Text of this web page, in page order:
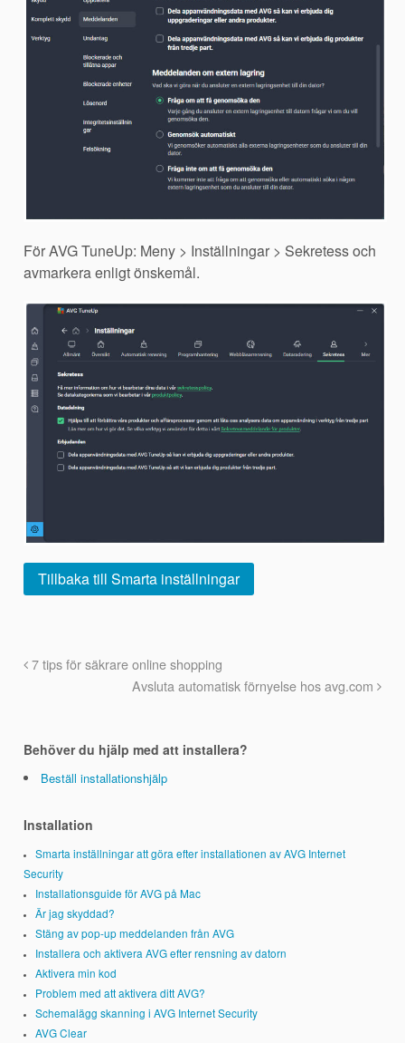
För AVG TuneUp: Meny > Inställningar > Sekretess och
avmarkera enligt önskemål.
Tillbaka till Smarta inställningar
7 tips för säkrare online shopping
Avsluta automatisk förnyelse hos avg.com
Behöver du hjälp med att installera?
Beställ installationshjälp
Installation
Smarta inställningar att göra efter installationen av AVG Internet
Security
Installationsguide för AVG på Mac
Är jag skyddad?
Stäng av pop-up meddelanden från AVG
Installera och aktivera AVG efter rensning av datorn
Aktivera min kod
Problem med att aktivera ditt AVG?
Schemalägg skanning i AVG Internet Security
AVG Clear